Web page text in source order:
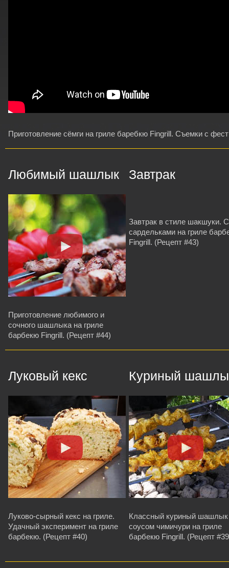
Приготовление сёмги на гриле баребкю Fingrill. Съемки с
Любимый шашлык
Приготовление любимого и
сочного шашлыка на гриле
барбекю Fingrill. (Рецепт #44)
Завтрак
Завтрак в стиле шакшуки. С
сардельками на гриле
Fingrill. (Рецепт #43)
Луковый кекс
Луково-сырный кекс на гриле.
Удачный эксперимент на гриле
барбекю. (Рецепт #40)
Куриный
Классный куриный шашлык
соусом чимичури на гриле
барбекю Fingrill. (Рецепт